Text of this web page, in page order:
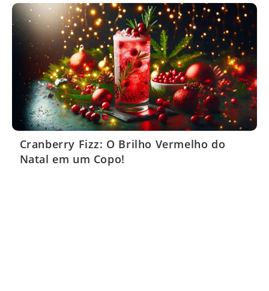
Cranberry Fizz: O Brilho Vermelho do
Natal em um Copo!